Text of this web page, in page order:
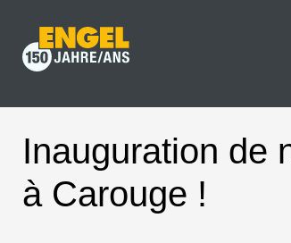
Inauguration de
à Carouge !